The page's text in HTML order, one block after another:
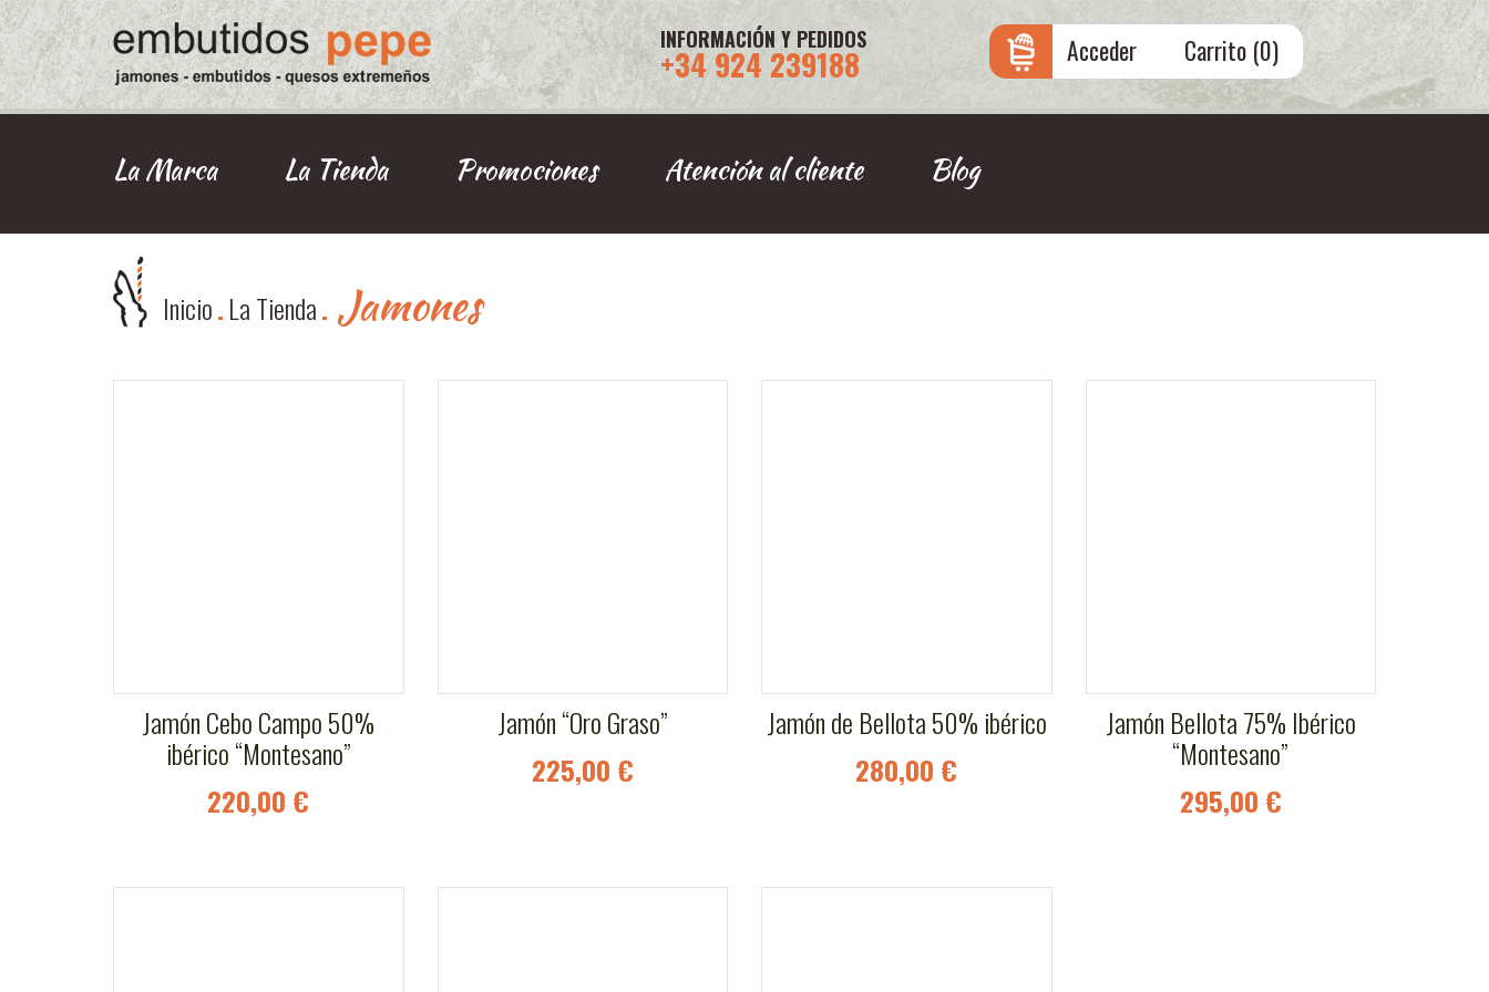
INFORMACIÓN Y PEDIDOS
+34 924 239188 Acceder Carrito (0)
La Marca La Tienda Promociones Atención al cliente Blog
Inicio La Tienda Jamones
Jamón Cebo Campo 50%
ibérico “Montesano”
220,00 €
Jamón “Oro Graso”
225,00 €
Jamón de Bellota 50% ibérico
280,00 €
Jamón Bellota 75% Ibérico
“Montesano”
295,00 €